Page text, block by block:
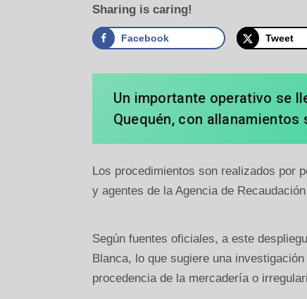
Sharing is caring!
Facebook Tweet
Un importante operativo se
Quequén, con
Los procedimientos son realizados por
y agentes de la Agencia de
Según fuentes oficiales, a este
Blanca, lo que sugiere una
procedencia de la mercadería o